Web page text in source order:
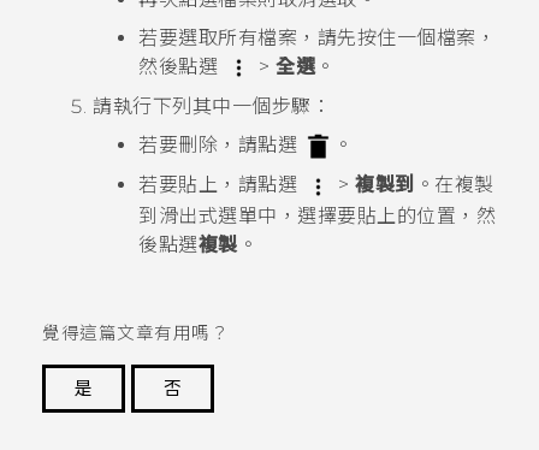
若要選取所有檔案，請先按住一個檔案，
然後點選
> 全選 。
請執行下列其中一個步驟：
若要刪除，請點選
。
若要貼上，請點選
> 複製到 。在複製
到 滑出式選單中，選擇要貼上的位置，然
後點選複製 。
覺得這篇文章有用嗎？
是
否